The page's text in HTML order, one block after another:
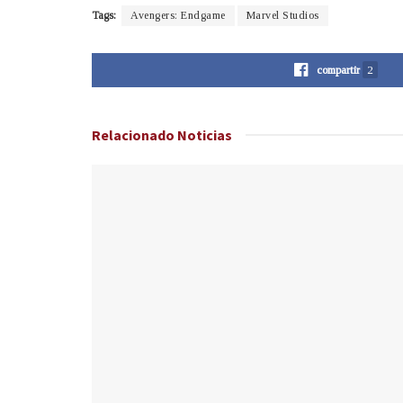
Tags: Avengers: Endgame Marvel Studios
compartir 2
Relacionado Noticias